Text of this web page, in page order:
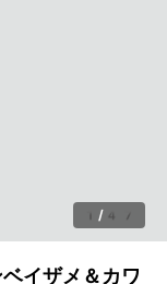
1 / 47
イザメ＆カワ